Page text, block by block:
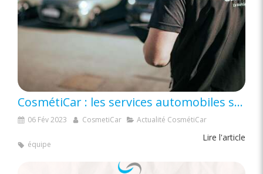
CosmétiCar : les services automobiles sur mesure : nous nous adaptons aux besoins clients pour entretenir leurs flottes
06 Fév 2023 CosmetiCar Actualité CosmétiCar
Lire l'article
équipe